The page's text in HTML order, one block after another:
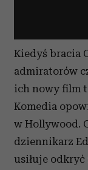
Kiedyś bracia
admiratorów
ich nowy film
Komedia
w Hollywood.
dziennikarz
usiłuje